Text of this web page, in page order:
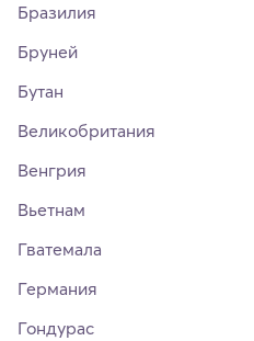
Бразилия
Бруней
Бутан
Великобритания
Венгрия
Вьетнам
Гватемала
Германия
Гондурас